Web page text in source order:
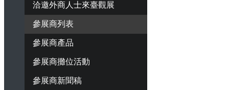
洽邀外商人士來臺觀展
參展商列表
參展商產品
參展商攤位活動
參展商新聞稿